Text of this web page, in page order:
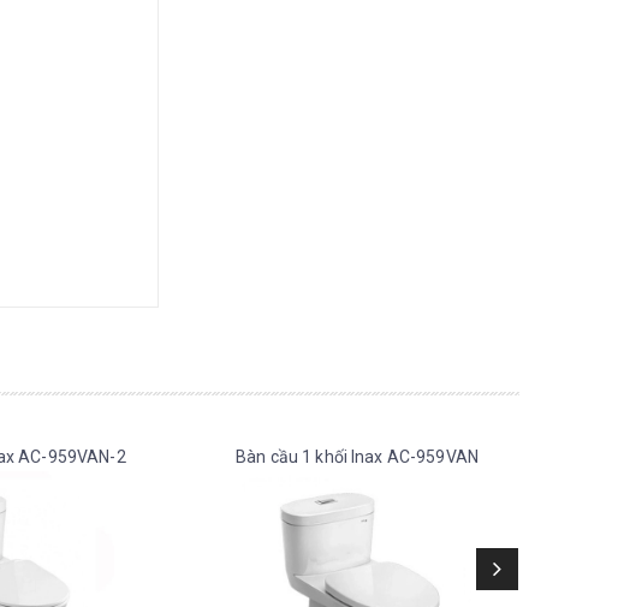
AC-959VAN-2 Bàn cầu 1 khối Inax AC-959VAN